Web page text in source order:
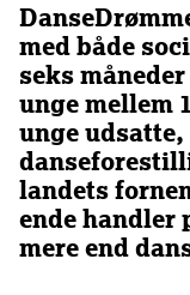
med både
seks
unge mellem
unge
landets
ende handler
mere end